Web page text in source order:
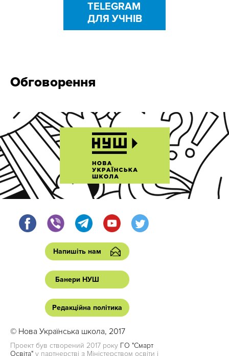
TELEGRAM
ДЛЯ УЧНІВ
Обговорення
Напишіть нам
Банери НУШ
Редакційна політика
© Нова Українська школа, 2017
Проект був створений 2017 року ГО "Смарт
Освіта" у партнерстві з Міністерством освіти і